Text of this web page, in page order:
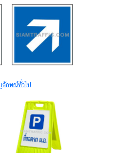
กษณ์ทั่วไป